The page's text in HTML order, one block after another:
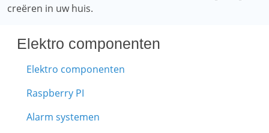
creëren in uw huis.
Elektro componenten
Elektro componenten
Raspberry PI
Alarm systemen